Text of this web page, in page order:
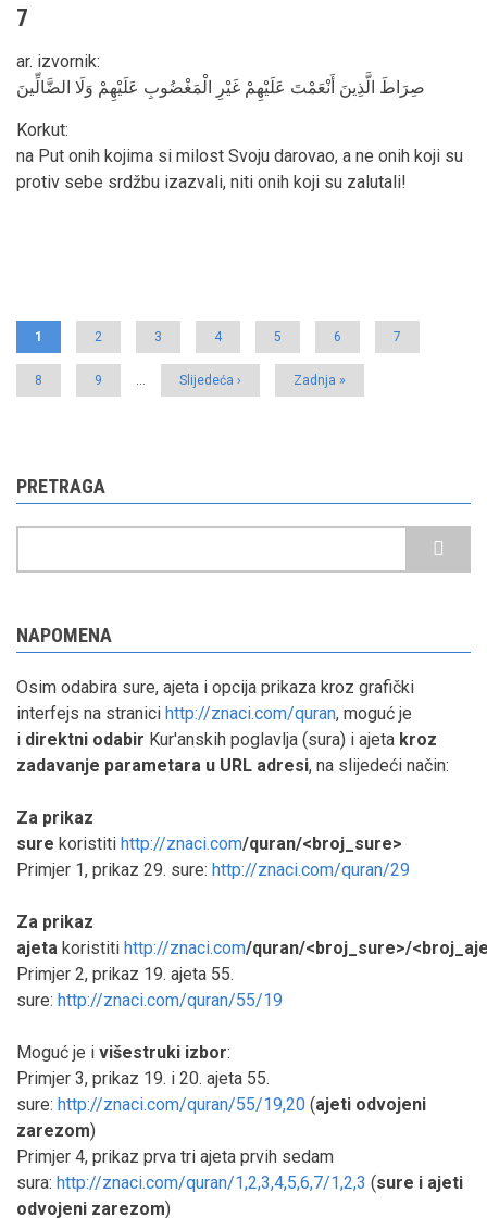
7
ar. izvornik:
صِرَاطَ الَّذِينَ أَنْعَمْتَ عَلَيْهِمْ غَيْرِ الْمَغْضُوبِ عَلَيْهِمْ وَلَا الضَّالِّينَ
Korkut:
na Put onih kojima si milost Svoju darovao, a ne onih koji su
protiv sebe srdžbu izazvali, niti onih koji su zalutali!
Current
1 Page
2 Page
3 Page
4 Page
5 Page
6 Page
7
Page
8 Page
9
Next
page
Slijedeća ›
Last
Zadnja »
PRETRAGA
NAPOMENA
Osim odabira sure, ajeta i opcija prikaza kroz grafički
interfejs na stranici http://znaci.com/quran, moguć je
i direktni odabir Kur'anskih poglavlja (sura) i ajeta kroz
zadavanje parametara u URL adresi, na slijedeći način:
Za prikaz
sure koristiti http://znaci.com/quran/<broj_sure>
Primjer 1, prikaz 29. sure: http://znaci.com/quran/29
Za prikaz
ajeta koristiti http://znaci.com/quran/<broj_sure>/
Primjer 2, prikaz 19. ajeta 55.
sure: http://znaci.com/quran/55/19
Moguć je i višestruki izbor:
Primjer 3, prikaz 19. i 20. ajeta 55.
sure: http://znaci.com/quran/55/19,20 (ajeti odvojeni
zarezom)
Primjer 4, prikaz prva tri ajeta prvih sedam
sura: http://znaci.com/quran/1,2,3,4,5,6,7/1,2,3 (sure i ajeti
odvojeni zarezom)